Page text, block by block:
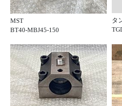
MST
BT40-MBJ45-150
タ